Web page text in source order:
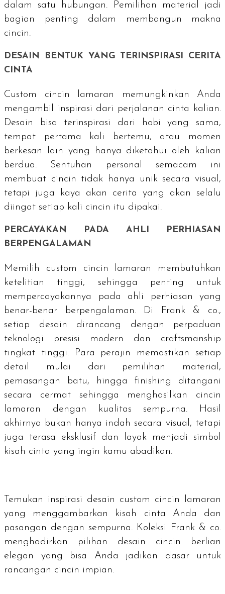
dalam satu hubungan. Pemilihan material jadi
bagian penting dalam membangun makna
cincin.
DESAIN BENTUK YANG TERINSPIRASI CERITA
CINTA
Custom cincin lamaran memungkinkan Anda
mengambil inspirasi dari perjalanan cinta kalian.
Desain bisa terinspirasi dari hobi yang sama,
tempat pertama kali bertemu, atau momen
berkesan lain yang hanya diketahui oleh kalian
berdua. Sentuhan personal semacam ini
membuat cincin tidak hanya unik secara visual,
tetapi juga kaya akan cerita yang akan selalu
diingat setiap kali cincin itu dipakai.
PERCAYAKAN PADA AHLI PERHIASAN
BERPENGALAMAN
Memilih custom cincin lamaran membutuhkan
ketelitian tinggi, sehingga penting untuk
mempercayakannya pada ahli perhiasan yang
benar-benar berpengalaman. Di Frank & co.,
setiap desain dirancang dengan perpaduan
teknologi presisi modern dan craftsmanship
tingkat tinggi. Para perajin memastikan setiap
detail mulai dari pemilihan material,
pemasangan batu, hingga finishing ditangani
secara cermat sehingga menghasilkan cincin
lamaran dengan kualitas sempurna. Hasil
akhirnya bukan hanya indah secara visual, tetapi
juga terasa eksklusif dan layak menjadi simbol
kisah cinta yang ingin kamu abadikan.
Temukan inspirasi desain custom cincin lamaran
yang menggambarkan kisah cinta Anda dan
pasangan dengan sempurna. Koleksi Frank & co.
menghadirkan pilihan desain cincin berlian
elegan yang bisa Anda jadikan dasar untuk
rancangan cincin impian.